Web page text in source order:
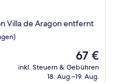
Villa de Aragon entfernt
Der
Preis
beträgt
67 €
inkl. Steuern & Gebühren
18. Aug.–19. Aug.